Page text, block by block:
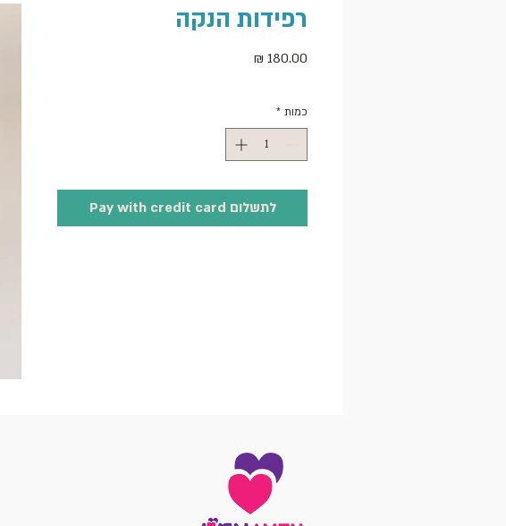
רפידות הנקה
כמות *
לתשלום Pay with credit card